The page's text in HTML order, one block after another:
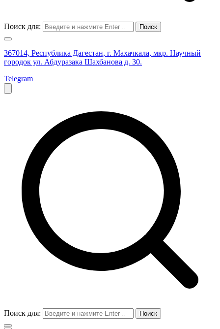
Поиск для:
367014, Республика Дагестан, г. Махачкала, мкр. Научный
городок ул. Абдуразака Шахбанова д. 30.
Telegram
Поиск для: